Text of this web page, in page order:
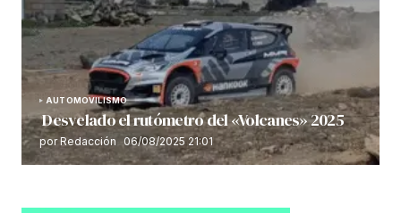
AUTOMOVILISMO
Desvelado el rutómetro del «Volcanes» 2025
por Redacción 06/08/2025 21:01